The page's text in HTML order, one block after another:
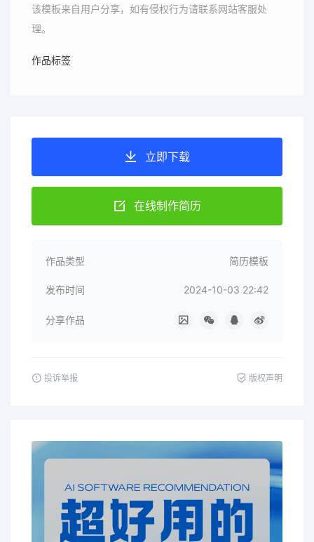
该模板来自用户分享，如有侵权行为请联系网站客服处
理。
作品标签
立即下载
在线制作简历
作品类型 简历模板
发布时间 2024-10-03 22:42
分享作品
投诉举报 版权声明